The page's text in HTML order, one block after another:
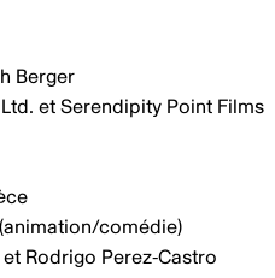
Berger
et Serendipity Point Films
(animation/comédie)
Rodrigo Perez-Castro